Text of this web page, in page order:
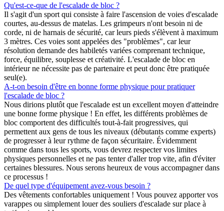
Qu'est-ce-que de l'escalade de bloc ?
Il s'agit d'un sport qui consiste à faire l'ascension de voies d'escalade
courtes, au-dessus de matelas. Les grimpeurs n'ont besoin ni de
corde, ni de harnais de sécurité, car leurs pieds s'élèvent à maximum
3 mètres. Ces voies sont appelées des "problèmes", car leur
résolution demande des habiletés variées comprenant technique,
force, équilibre, souplesse et créativité. L'escalade de bloc en
intérieur ne nécessite pas de partenaire et peut donc être pratiquée
seul(e).
A-t-on besoin d'être en bonne forme physique pour pratiquer
l'escalade de bloc ?
Nous dirions plutôt que l'escalade est un excellent moyen d'atteindre
une bonne forme physique ! En effet, les différents problèmes de
bloc comportent des difficultés tout-à-fait progressives, qui
permettent aux gens de tous les niveaux (débutants comme experts)
de progresser à leur rythme de façon sécuritaire. Évidemment
comme dans tous les sports, vous devrez respecter vos limites
physiques personnelles et ne pas tenter d'aller trop vite, afin d'éviter
certaines blessures. Nous serons heureux de vous accompagner dans
ce processus !
De quel type d'équipement avez-vous besoin ?
Des vêtements confortables uniquement ! Vous pouvez apporter vos
varappes ou simplement louer des souliers d'escalade sur place à